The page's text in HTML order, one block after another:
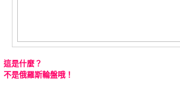
這是什麼？
不是俄羅斯輪盤哦！